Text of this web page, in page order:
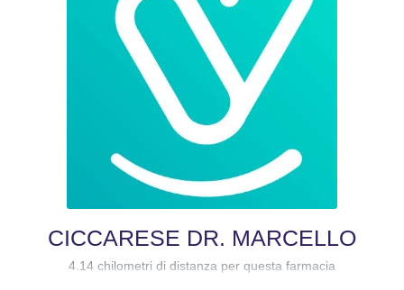
CICCARESE DR. MARCELLO
4.14 chilometri di distanza per questa farmacia